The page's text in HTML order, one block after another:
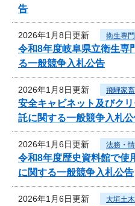
告
2026年1月8日更新 衛生専
令和8年度岐阜県立衛生専
る一般競争入札公告
2026年1月8日更新 飛騨家
安全キャビネット及びク
託に関する一般競争入札
2026年1月6日更新 法務・
令和8年度歴史資料館で使
に関する一般競争入札公告
2026年1月6日更新 大垣土